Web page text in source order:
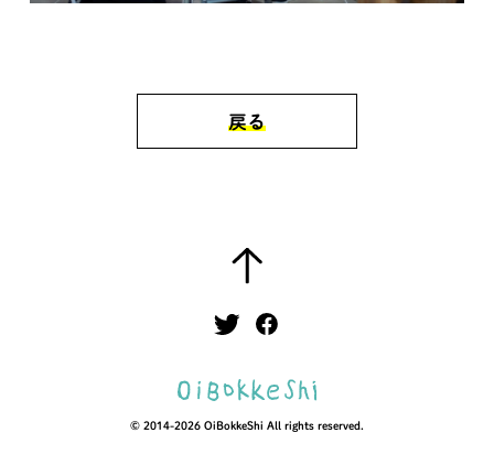
戻る
© 2014-2026 OiBokkeShi All rights reserved.